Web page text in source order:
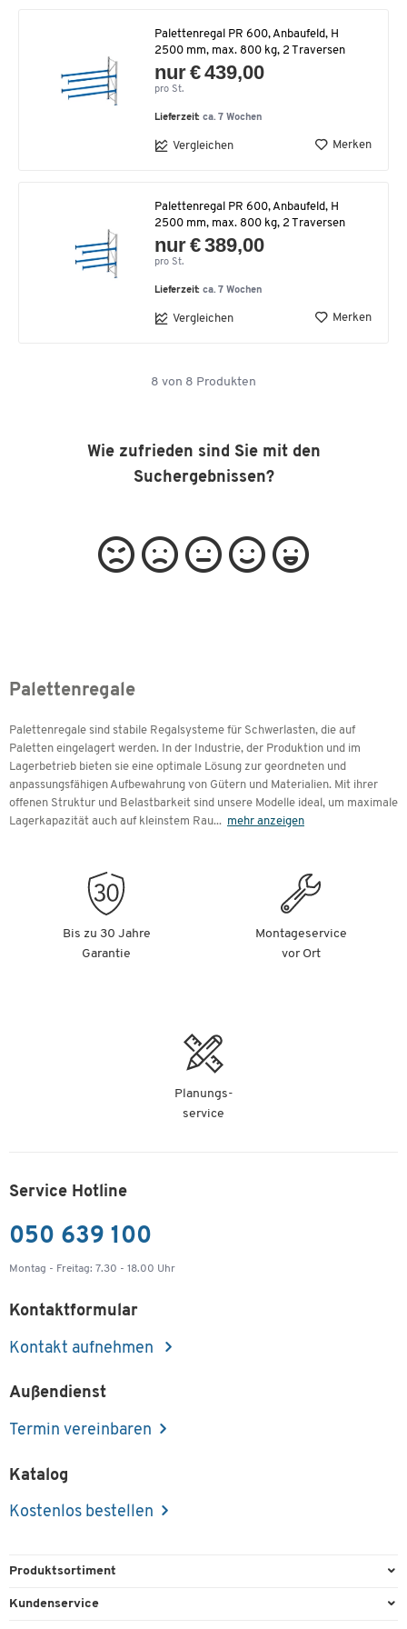
Palettenregal PR 600, Anbaufeld, H
2500 mm, max. 800 kg, 2 Traversen
nur € 439,00
pro St.
Lieferzeit:ca. 7 Wochen
Vergleichen Merken
Palettenregal PR 600, Anbaufeld, H
2500 mm, max. 800 kg, 2 Traversen
nur € 389,00
pro St.
Lieferzeit:ca. 7 Wochen
Vergleichen Merken
8 von 8 Produkten
Wie zufrieden sind Sie mit den
Suchergebnissen?
Palettenregale
Palettenregale sind stabile Regalsysteme für Schwerlasten, die auf
Paletten eingelagert werden. In der Industrie, der Produktion und im
Lagerbetrieb bieten sie eine optimale Lösung zur geordneten und
anpassungsfähigen Aufbewahrung von Gütern und Materialien. Mit ihrer
offenen Struktur und Belastbarkeit sind unsere Modelle ideal, um maximale
Lagerkapazität auch auf kleinstem Rau... mehr anzeigen
Bis zu 30 Jahre
Garantie
Montageservice
vor Ort
Planungs-
service
Service Hotline
050 639 100
Montag - Freitag: 7.30 - 18.00 Uhr
Kontaktformular
Kontakt aufnehmen
Außendienst
Termin vereinbaren
Katalog
Kostenlos bestellen
Produktsortiment
Büroausstattung
Kundenservice